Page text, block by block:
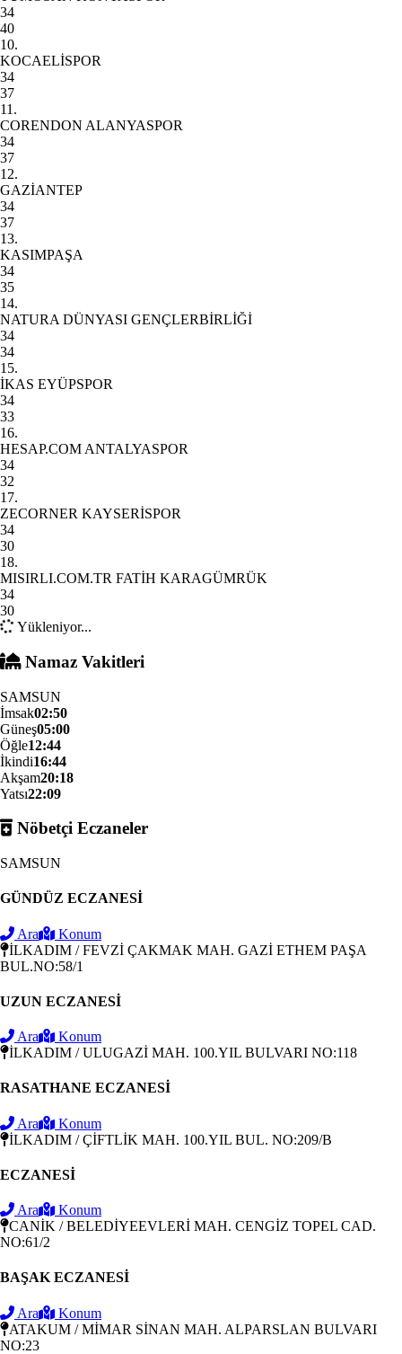
34
40
10.
KOCAELİSPOR
34
37
11.
CORENDON ALANYASPOR
34
37
12.
GAZİANTEP
34
37
13.
KASIMPAŞA
34
35
14.
NATURA DÜNYASI GENÇLERBİRLİĞİ
34
34
15.
İKAS EYÜPSPOR
34
33
16.
HESAP.COM ANTALYASPOR
34
32
17.
ZECORNER KAYSERİSPOR
34
30
18.
MISIRLI.COM.TR FATİH KARAGÜMRÜK
34
30
Yükleniyor...
Namaz Vakitleri
SAMSUN
İmsak02:50
Güneş05:00
Öğle12:44
İkindi16:44
Akşam20:18
Yatsı22:09
Nöbetçi Eczaneler
SAMSUN
GÜNDÜZ ECZANESİ
Ara
Konum
İLKADIM / FEVZİ ÇAKMAK MAH. GAZİ ETHEM PAŞA
BUL.NO:58/1
UZUN ECZANESİ
Ara
Konum
İLKADIM / ULUGAZİ MAH. 100.YIL BULVARI NO:118
RASATHANE ECZANESİ
Ara
Konum
İLKADIM / ÇİFTLİK MAH. 100.YIL BUL. NO:209/B
ECZANESİ
Ara
Konum
CANİK / BELEDİYEEVLERİ MAH. CENGİZ TOPEL CAD.
NO:61/2
BAŞAK ECZANESİ
Ara
Konum
ATAKUM / MİMAR SİNAN MAH. ALPARSLAN BULVARI
NO:23